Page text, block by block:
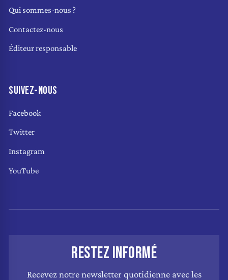
Qui sommes-nous ?
Contactez-nous
Éditeur responsable
SUIVEZ-NOUS
Facebook
Twitter
Instagram
YouTube
RESTEZ INFORMÉ
Recevez notre newsletter quotidienne avec les